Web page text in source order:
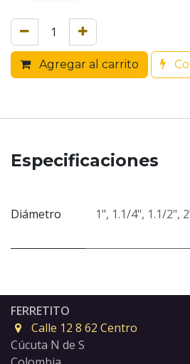
Agregar al carrito
Especificaciones
Diámetro 1", 1.1/4", 1.1/2",
FERRETITO
Calle 12 8 62 Centro
Cúcuta N de S